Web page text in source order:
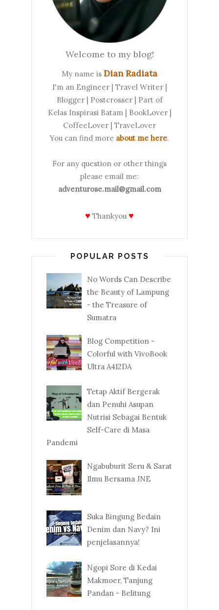
Welcome to my blog!
My name is Dian Radiata
I'm an Engineer | Travel Writer |
Blogger | Postcrosser | Part of
Kelas Inspirasi Batam | BookLover |
CoffeeLover | TraveLover
You can find more about me here.
For any question or other things
please email me:
adventurose.mail@gmail.com
♥ Thankyou ♥
POPULAR POSTS
No Words Can Describe
the Beauty of Lampung
- the Treasure of
Sumatra
Blog Competition -
Colorful with VivoBook
Ultra A412DA
Tetap Aktif Bergerak
dan Penuhi Asupan
Nutrisi Sebagai Bentuk
Self-Care di Masa
Pandemi
Ngabuburit Seru & Sarat
Ilmu Bersama JNE
Suka Bingung Bedain
Denim dan Navy? Ini
penjelasannya!
Ngopi Sore di Kedai
Makmoer, Tanjung
Pandan - Belitung